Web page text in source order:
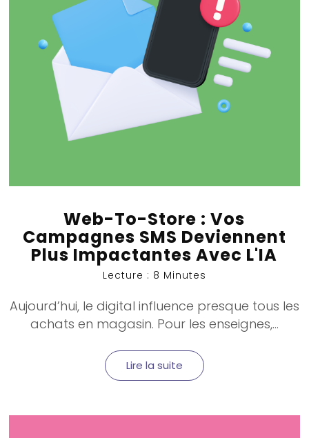
Web-To-Store : Vos
Campagnes SMS Deviennent
Plus Impactantes Avec L'IA
Lecture : 8 Minutes
Aujourd’hui, le digital influence presque tous les
achats en magasin. Pour les enseignes,...
Lire la suite